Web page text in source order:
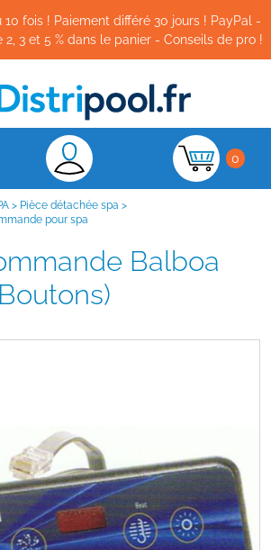
10 fois ! Paiement différé 30 jours ! PayPal -
3 et 5 % dans le panier - Conseils de pro !
0
> Pièce détachée spa >
pour spa